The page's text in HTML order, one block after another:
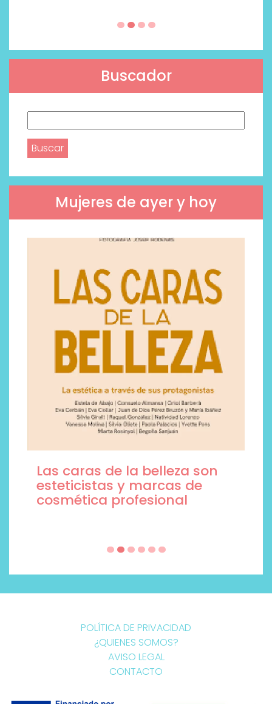
Buscador
Mujeres de ayer y hoy
Las caras de la belleza son
esteticistas y marcas de
cosmética profesional
POLÍTICA DE PRIVACIDAD
¿QUIENES SOMOS?
AVISO LEGAL
CONTACTO